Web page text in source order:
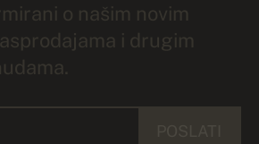
o našim novim
i drugim